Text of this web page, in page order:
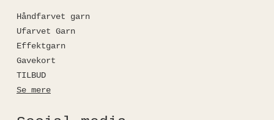
Håndfarvet garn
Ufarvet Garn
Effektgarn
Gavekort
TILBUD
Se mere